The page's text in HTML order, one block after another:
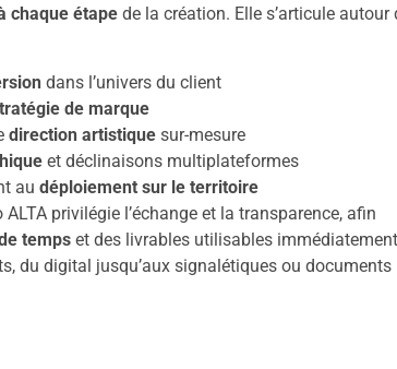
chaque étape de la création. Elle s’articule autour
dans l’univers du client
de marque
direction artistique sur-mesure
et déclinaisons multiplateformes
au déploiement sur le territoire
privilégie l’échange et la transparence, afin
temps et des livrables utilisables
du digital jusqu’aux signalétiques ou documents